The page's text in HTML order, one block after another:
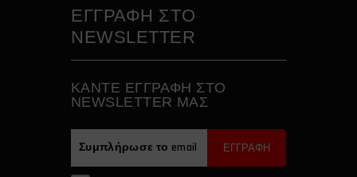
ΕΓΓΡΑΦΗ ΣΤΟ
NEWSLETTER
ΚAΝΤΕ ΕΓΓΡΑΦH ΣΤΟ
NEWSLETTER ΜΑΣ
ΕΓΓΡΑΦΗ